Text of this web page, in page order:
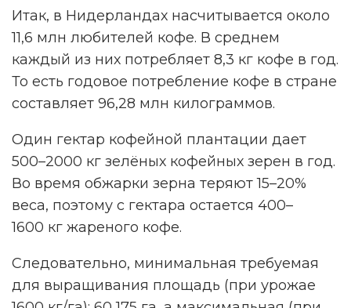
Итак, в Нидерландах насчитывается около
11,6 млн любителей кофе. В среднем
каждый из них потребляет 8,3 кг кофе в год.
То есть годовое потребление кофе в стране
составляет 96,28 млн килограммов.
Один гектар кофейной плантации дает
500–2000 кг зелёных кофейных зерен в год.
Во время обжарки зерна теряют 15–20%
веса, поэтому с гектара остается 400–
1600 кг жареного кофе.
Следовательно, минимальная требуемая
для выращивания площадь (при урожае
НАМ ВАЖНО ВАШЕ МНЕНИЕ!
ПРОЙТИ ОПРОС
2VtzqwFxGM8